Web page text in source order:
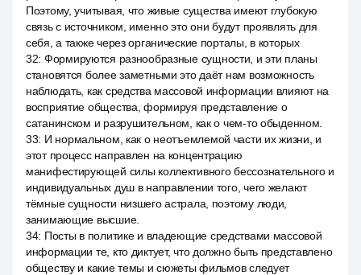
Поэтому, учитывая, что живые существа имеют глубокую
связь с источником, именно это они будут проявлять для
себя, а также через органические порталы, в которых
32: Формируются разнообразные сущности, и эти планы
становятся более заметными это даёт нам возможность
наблюдать, как средства массовой информации влияют на
восприятие общества, формируя представление о
сатанинском и разрушительном, как о чем-то обыденном.
33: И нормальном, как о неотъемлемой части их жизни, и
этот процесс направлен на концентрацию
манифестирующей силы коллективного бессознательного и
индивидуальных душ в направлении того, чего желают
тёмные сущности низшего астрала, поэтому люди,
занимающие высшие.
34: Посты в политике и владеющие средствами массовой
информации те, кто диктует, что должно быть представлено
обществу и какие темы и сюжеты фильмов следует